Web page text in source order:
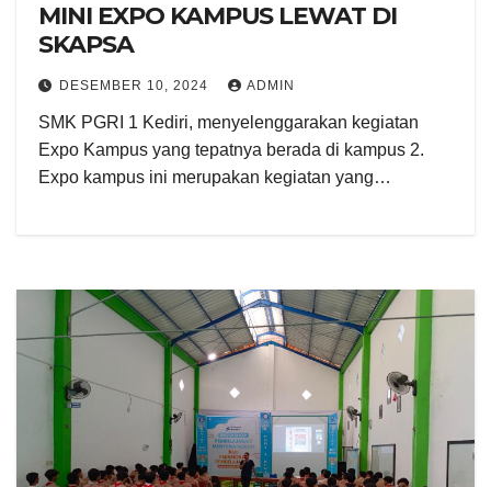
MINI EXPO KAMPUS LEWAT DI
SKAPSA
DESEMBER 10, 2024 ADMIN
SMK PGRI 1 Kediri, menyelenggarakan kegiatan
Expo Kampus yang tepatnya berada di kampus 2.
Expo kampus ini merupakan kegiatan yang…